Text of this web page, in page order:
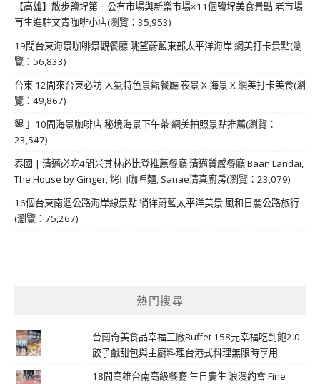
【高雄】散步鹽埕第一公有市場與新樂市場×11個鹽埕美食景點 老市場
再生進駐文青咖啡小店(瀏覽：35,953)
19間台東海景咖啡景觀餐廳 眺望蔚藍東部太平洋海岸 網美打卡景點(瀏
覽：56,833)
台東 12間來台東必訪 人氣特色景觀餐廳 夜景 X 海景 X 網美打卡美食(瀏
覽：49,867)
墾丁 10間海景咖啡店 秘境海景下午茶 網美拍照景點推薦(瀏覽：
23,547)
泰國 | 清邁必吃4間米其林必比登推薦餐廳 清邁質感餐廳 Baan Landai,
The House by Ginger, 烤山咖哩麵, Sanae清真廚房(瀏覽：23,079)
16個台東南迴公路海岸線景點 徜徉蔚藍太平洋美景 風和日麗公路旅行
(瀏覽：75,267)
熱門搜尋
台南奇美食品幸福工廠Buffet 158元幸福吃到飽2.0
餃子鹹甜包與主廚料理台港式料理無限時享用
18間高雄台南高級餐廳 生日慶生 浪漫約會 Fine